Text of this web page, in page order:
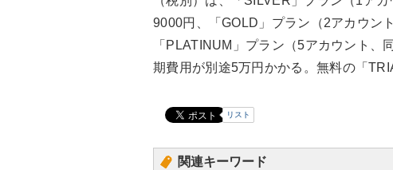
9000円、「GOLD」プラン（2アカウン
「PLATINUM」プラン（5アカウント
期費用が別途5万円かかる。無料の「
リスト
関連キーワード